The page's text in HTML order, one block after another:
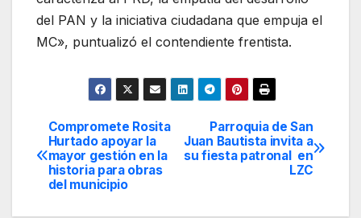
del PAN y la iniciativa ciudadana que empuja el
MC», puntualizó el contendiente frentista.
Navegación
de
entradas
Parroquia de San
Juan Bautista invita a
su fiesta patronal en
LZC
Compromete Rosita
Hurtado apoyar la
mayor gestión en la
historia para obras
del municipio